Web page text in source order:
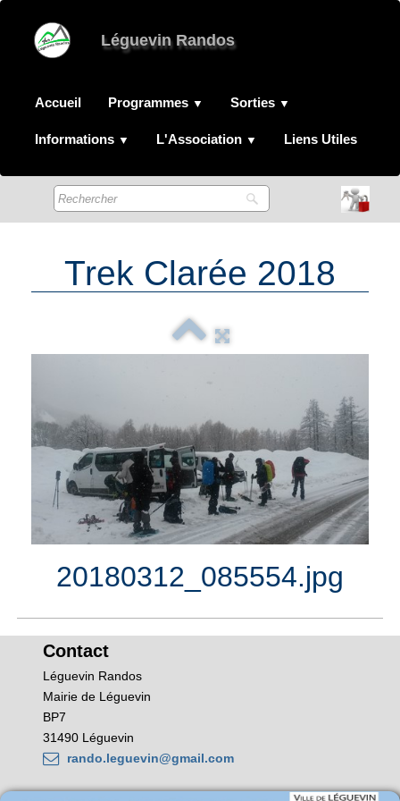
Léguevin Randos
Accueil Programmes ▼ Sorties ▼
Informations ▼ L'Association ▼ Liens Utiles
Trek Clarée 2018
20180312_085554.jpg
Contact
Léguevin Randos
Mairie de Léguevin
BP7
31490 Léguevin
rando.leguevin@gmail.com